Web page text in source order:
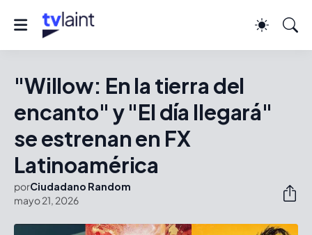
"Willow: En la tierra del
encanto" y "El día llegará"
se estrenan en FX
Latinoamérica
porCiudadano Random
mayo 21, 2026